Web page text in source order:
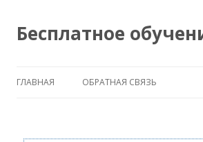
Бесплатное
ГЛАВНАЯ ОБРАТНАЯ СВЯЗЬ